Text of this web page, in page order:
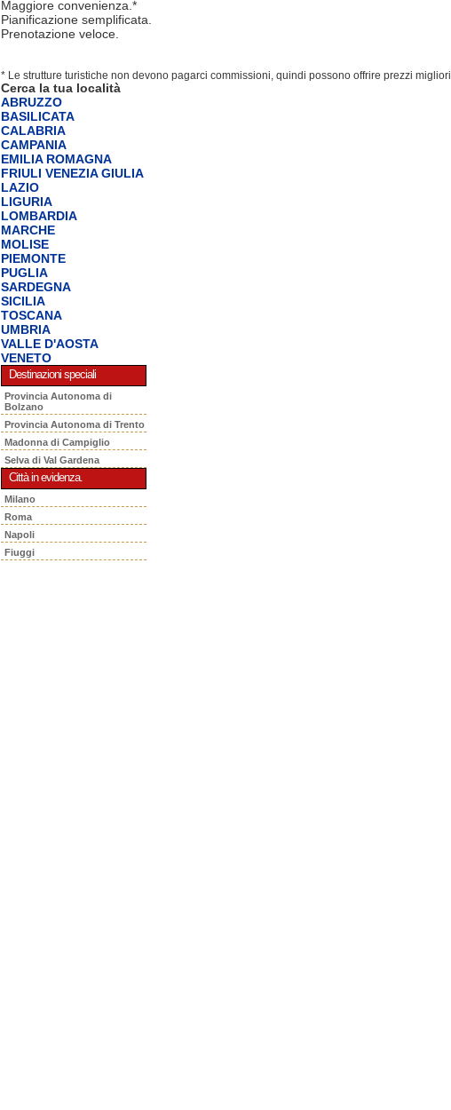
Maggiore convenienza.*
Pianificazione semplificata.
Prenotazione veloce.
* Le strutture turistiche non devono pagarci commissioni, quindi possono offrire prezzi migliori.
Cerca la tua località
ABRUZZO
BASILICATA
CALABRIA
CAMPANIA
EMILIA ROMAGNA
FRIULI VENEZIA GIULIA
LAZIO
LIGURIA
LOMBARDIA
MARCHE
MOLISE
PIEMONTE
PUGLIA
SARDEGNA
SICILIA
TOSCANA
UMBRIA
VALLE D'AOSTA
VENETO
Destinazioni speciali
Provincia Autonoma di
Bolzano
Provincia Autonoma di Trento
Madonna di Campiglio
Selva di Val Gardena
Città in evidenza.
Milano
Roma
Napoli
Fiuggi